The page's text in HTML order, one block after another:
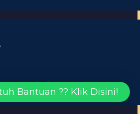
Bantuan ?? Klik Disini!